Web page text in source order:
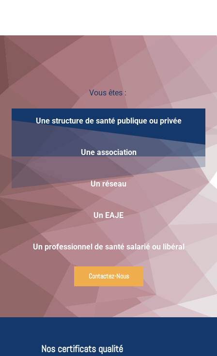
Vous êtes :
Une structure de santé publique ou privée
Une association
Un réseau
Un EAJE
Un professionnel de santé salarié ou libéral
Contactez-Nous
Nos certificats qualité